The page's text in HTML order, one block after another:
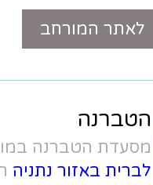
טלפון
אודים,מסעדה
אירוח כפרי